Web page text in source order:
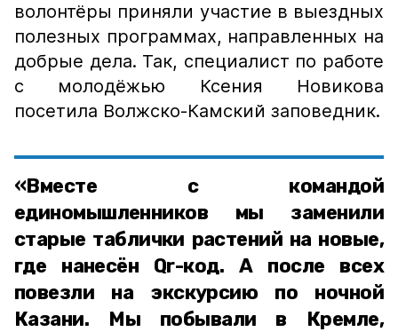
волонтёры приняли участие в выездных
полезных программах, направленных на
добрые дела. Так, специалист по работе
с молодёжью Ксения Новикова
посетила Волжско-Камский заповедник.
«Вместе с командой
единомышленников мы заменили
старые таблички растений на новые,
где нанесён Qr-код. А после всех
повезли на экскурсию по ночной
Казани. Мы побывали в Кремле,